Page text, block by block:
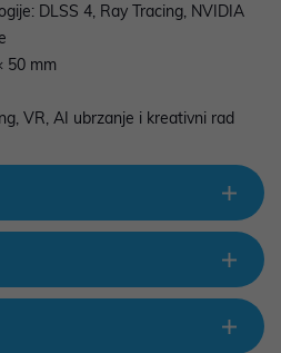
DLSS 4, Ray Tracing, NVIDIA
50 mm
VR, AI ubrzanje i kreativni rad